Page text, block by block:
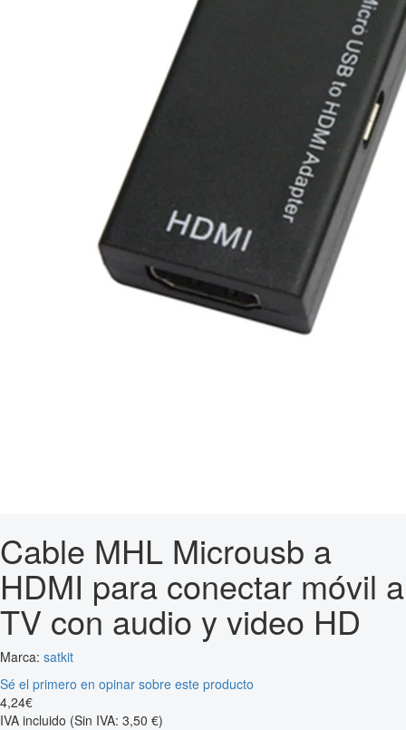
Cable MHL Microusb a
HDMI para conectar móvil a
TV con audio y video HD
Marca: satkit
Sé el primero en opinar sobre este producto
4,24€
IVA incluido (Sin IVA: 3,50 €)